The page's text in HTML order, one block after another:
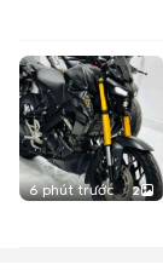
6 phút trước 2